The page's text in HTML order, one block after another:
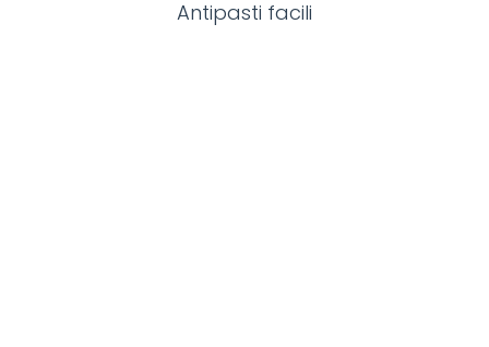
Antipasti facili